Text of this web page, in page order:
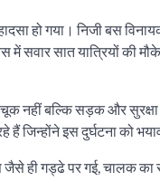
हो गया। निजी बस
में सवार सात यात्रियों की
नहीं बल्कि सड़क और
जिन्होंने इस दुर्घटना को
ही गड्ढे पर गई, चालक